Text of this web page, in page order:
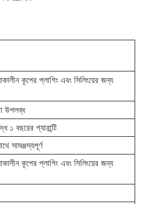
কূপের প্লাগিং এবং সিলিংয়ের জন্য
উপলব্ধ
১ বছরের গ্যারান্টি
সামঞ্জস্যপূর্ণ
কূপের প্লাগিং এবং সিলিংয়ের জন্য